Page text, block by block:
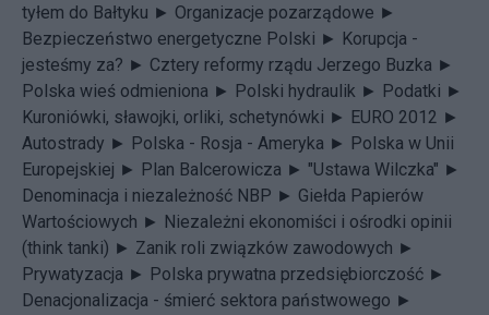
tyłem do Bałtyku ► Organizacje pozarządowe ►
Bezpieczeństwo energetyczne Polski ► Korupcja -
jesteśmy za? ► Cztery reformy rządu Jerzego Buzka ►
Polska wieś odmieniona ► Polski hydraulik ► Podatki ►
Kuroniówki, sławojki, orliki, schetynówki ► EURO 2012 ►
Autostrady ► Polska - Rosja - Ameryka ► Polska w Unii
Europejskiej ► Plan Balcerowicza ► "Ustawa Wilczka" ►
Denominacja i niezależność NBP ► Giełda Papierów
Wartościowych ► Niezależni ekonomiści i ośrodki opinii
(think tanki) ► Zanik roli związków zawodowych ►
Prywatyzacja ► Polska prywatna przedsiębiorczość ►
Denacjonalizacja - śmierć sektora państwowego ►